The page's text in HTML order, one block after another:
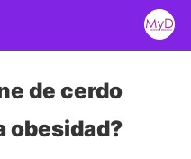
de cerdo
obesidad?